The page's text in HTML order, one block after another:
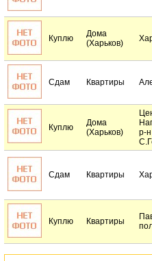
Куплю
Дома
(Харьков)
Сдам Квартиры
Куплю
Дома
(Харьков)
р-
Сдам Квартиры
Куплю Квартиры